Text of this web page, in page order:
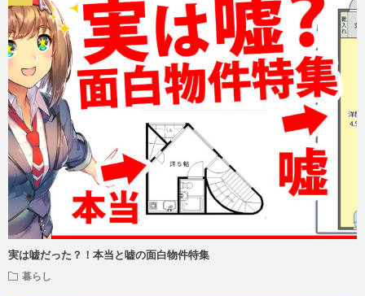
実は嘘だった？！本当と嘘の面白物件特集
暮らし